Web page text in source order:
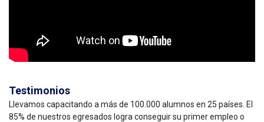
Testimonios
Llevamos capacitando a más de 100.000 alumnos en 25 países. El
85% de nuestros egresados logra conseguir su primer empleo o